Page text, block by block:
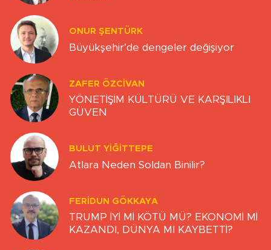
ONUR ŞENTÜRK
Büyükşehir’de dengeler değişiyor
ZAFER ÖZCIVAN
YÖNETİŞİM KÜLTÜRÜ VE KARŞILIKLI
GÜVEN
BULUT YİĞİTTEPE
Atlara Neden Soldan Binilir?
FERIDUN GÖKKAYA
TRUMP İYİ Mİ KÖTÜ MÜ? EKONOMİ Mİ
KAZANDI, DÜNYA MI KAYBETTİ?